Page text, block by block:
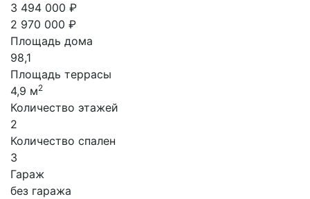
3 494 000 ₽
2 970 000 ₽
Площадь дома
98,1
Площадь террасы
4,9 м2
Количество этажей
2
Количество спален
3
Гараж
без гаража